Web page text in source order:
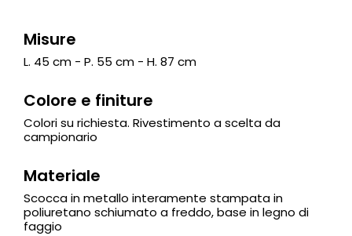
Misure
L. 45 cm - P. 55 cm - H. 87 cm
Colore e finiture
Colori su richiesta. Rivestimento a scelta da
campionario
Materiale
Scocca in metallo interamente stampata in
poliuretano schiumato a freddo, base in legno di
faggio